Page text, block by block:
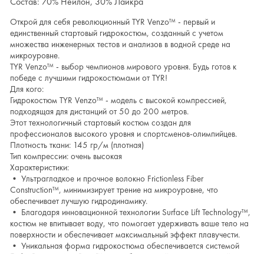
Открой для себя революционный TYR Venzo™ - первый и
единственный стартовый гидрокостюм, созданный с учетом
множества инженерных тестов и анализов в водной среде на
микроуровне.
TYR Venzo™ - выбор чемпионов мирового уровня. Будь готов к
победе с лучшими гидрокостюмами от TYR!
Для кого:
Гидрокостюм TYR Venzo™ - модель с высокой компрессией,
подходящая для дистанций от 50 до 200 метров.
Этот технологичный стартовый костюм создан для
профессионалов высокого уровня и спортсменов-олимпийцев.
Плотность ткани: 145 гр/м (плотная)
Тип компрессии: очень высокая
Характеристики:
• Ультрагладкое и прочное волокно Frictionless Fiber
Construction™, минимизирует трение на микроуровне, что
обеспечивает лучшую гидродинамику.
• Благодаря инновационной технологии Surface Lift Technology™,
костюм не впитывает воду, что помогает удерживать ваше тело на
поверхности и обеспечивает максимальный эффект плавучести.
• Уникальная форма гидрокостюма обеспечивается системой